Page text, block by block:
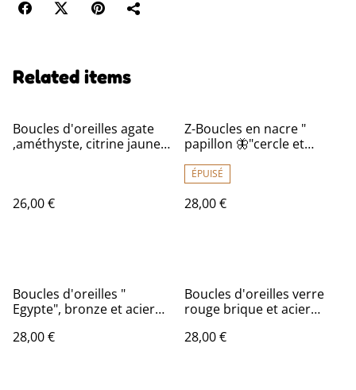
Related items
Boucles d'oreilles agate
,améthyste, citrine jaune
nickel, pièce unique
26,00 €
Z-Boucles en nacre "
papillon 🦋"cercle et
inoxydable doré -sans
nickel, pièce unique
ÉPUISÉ
28,00 €
Boucles d'oreilles "
Egypte", bronze et acier
nickel
28,00 €
Boucles d'oreilles verre
rouge brique et acier
nickel, pièce unique
28,00 €